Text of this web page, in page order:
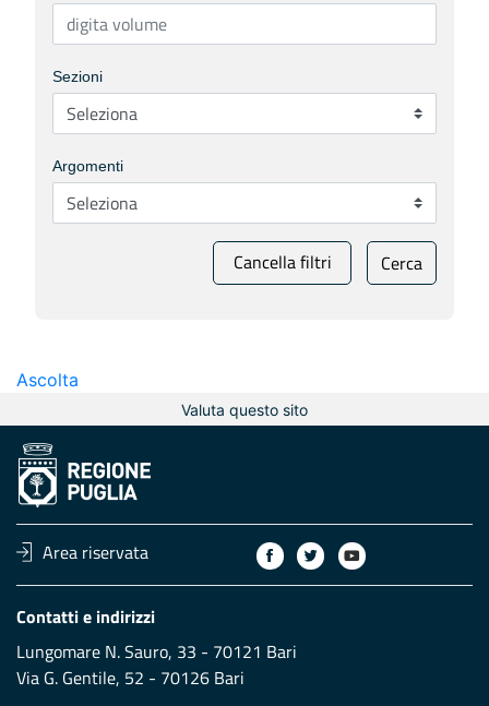
Sezioni
Argomenti
Cancella filtri Cerca
Ascolta
Valuta questo sito
Area riservata
Contatti e indirizzi
Lungomare N. Sauro, 33 - 70121 Bari
Via G. Gentile, 52 - 70126 Bari